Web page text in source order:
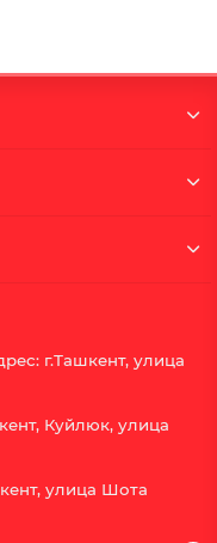
г.Ташкент, улица
Куйлюк, улица
улица Шота